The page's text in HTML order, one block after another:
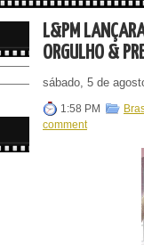
L&PM
ORGULHO &
sábado, 5 de
1:58 PM
comment